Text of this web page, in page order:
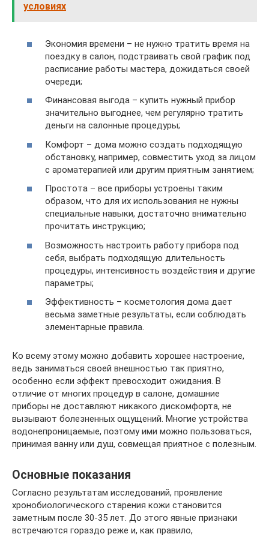
условиях
Экономия времени – не нужно тратить время на
поездку в салон, подстраивать свой график под
расписание работы мастера, дожидаться своей
очереди;
Финансовая выгода – купить нужный прибор
значительно выгоднее, чем регулярно тратить
деньги на салонные процедуры;
Комфорт – дома можно создать подходящую
обстановку, например, совместить уход за лицом
с ароматерапией или другим приятным занятием;
Простота – все приборы устроены таким
образом, что для их использования не нужны
специальные навыки, достаточно внимательно
прочитать инструкцию;
Возможность настроить работу прибора под
себя, выбрать подходящую длительность
процедуры, интенсивность воздействия и другие
параметры;
Эффективность – косметология дома дает
весьма заметные результаты, если соблюдать
элементарные правила.
Ко всему этому можно добавить хорошее настроение,
ведь заниматься своей внешностью так приятно,
особенно если эффект превосходит ожидания. В
отличие от многих процедур в салоне, домашние
приборы не доставляют никакого дискомфорта, не
вызывают болезненных ощущений. Многие устройства
водонепроницаемые, поэтому ими можно пользоваться,
принимая ванну или душ, совмещая приятное с полезным.
Основные показания
Согласно результатам исследований, проявление
хронобиологического старения кожи становится
заметным после 30-35 лет. До этого явные признаки
встречаются гораздо реже и, как правило,